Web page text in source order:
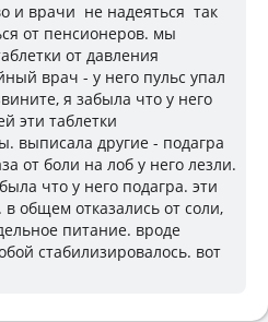
и врачи не надеяться так
от пенсионеров. мы
от давления
врач - у него пульс упал
я забыла что у него
эти таблетки
выписала другие - подагра
от боли на лоб у него лезли.
что у него подагра. эти
в общем отказались от соли,
питание. вроде
стабилизировалось. вот